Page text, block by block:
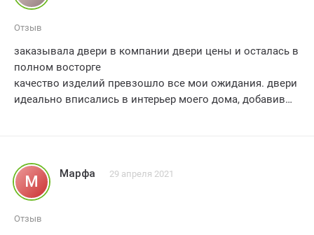
Отзыв
заказывала двери в компании двери цены и осталась в
полном восторге
качество изделий превзошло все мои ожидания. двери
идеально вписались в интерьер моего дома, добавив
персонал компании оказал профессиональную помощь
и консультации по выбору дверей. очень рекомендую
двери цены всем, кто ценит качество и надежность.
М Марфа 29 апреля 2021
Отзыв